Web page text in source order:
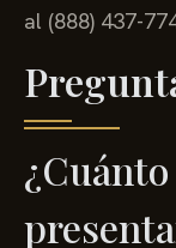
al (888) 437-